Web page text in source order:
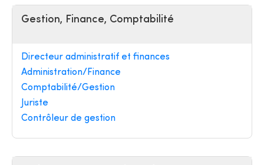
Gestion, Finance, Comptabilité
Directeur administratif et finances
Administration/Finance
Comptabilité/Gestion
Juriste
Contrôleur de gestion